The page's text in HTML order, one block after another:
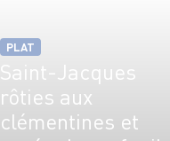
PLAT
Saint-Jacques
rôties aux
clémentines et